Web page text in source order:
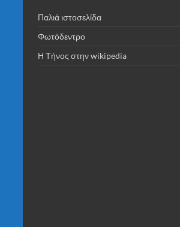
Παλιά ιστοσελίδα
Φωτόδεντρο
Η Τήνος στην wikipedia